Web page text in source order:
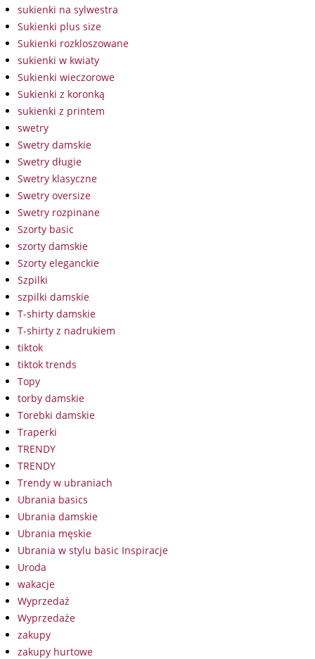
sukienki na sylwestra
Sukienki plus size
Sukienki rozkloszowane
sukienki w kwiaty
Sukienki wieczorowe
Sukienki z koronką
sukienki z printem
swetry
Swetry damskie
Swetry długie
Swetry klasyczne
Swetry oversize
Swetry rozpinane
Szorty basic
szorty damskie
Szorty eleganckie
Szpilki
szpilki damskie
T-shirty damskie
T-shirty z nadrukiem
tiktok
tiktok trends
Topy
torby damskie
Torebki damskie
Traperki
TRENDY
TRENDY
Trendy w ubraniach
Ubrania basics
Ubrania damskie
Ubrania męskie
Ubrania w stylu basic Inspiracje
Uroda
wakacje
Wyprzedaż
Wyprzedaże
zakupy
zakupy hurtowe